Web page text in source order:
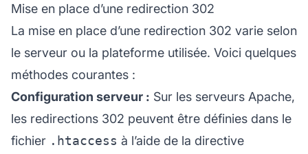
Mise en place d’une redirection 302
La mise en place d’une redirection 302 varie selon
le serveur ou la plateforme utilisée. Voici quelques
méthodes courantes :
Configuration serveur : Sur les serveurs Apache,
les redirections 302 peuvent être définies dans le
fichier .htaccess à l’aide de la directive